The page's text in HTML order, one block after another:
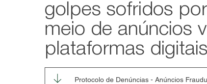
golpes sofridos
meio de anúncios
plataformas digitais
Protocolo de Denúncias - Anúncios